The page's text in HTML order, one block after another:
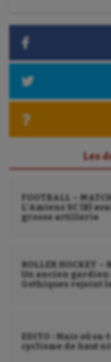
Ultimate
Voile
Water-Les
FOOTBALL –
L’Amiens SC (B)
grosse artillerie
ROLLER HOCKEY –
Un ancien gardien
Gothiques rejoint
EDITO : Mais où
cyclisme de haut